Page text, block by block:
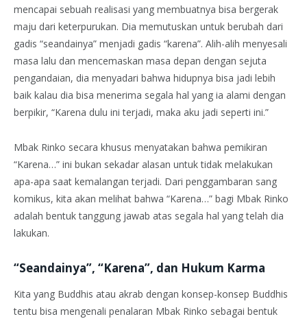
mencapai sebuah realisasi yang membuatnya bisa bergerak
maju dari keterpurukan. Dia memutuskan untuk berubah dari
gadis “seandainya” menjadi gadis “karena”. Alih-alih menyesali
masa lalu dan mencemaskan masa depan dengan sejuta
pengandaian, dia menyadari bahwa hidupnya bisa jadi lebih
baik kalau dia bisa menerima segala hal yang ia alami dengan
berpikir, “Karena dulu ini terjadi, maka aku jadi seperti ini.”
Mbak Rinko secara khusus menyatakan bahwa pemikiran
“Karena…” ini bukan sekadar alasan untuk tidak melakukan
apa-apa saat kemalangan terjadi. Dari penggambaran sang
komikus, kita akan melihat bahwa “Karena…” bagi Mbak Rinko
adalah bentuk tanggung jawab atas segala hal yang telah dia
lakukan.
“Seandainya”, “Karena”, dan Hukum Karma
Kita yang Buddhis atau akrab dengan konsep-konsep Buddhis
tentu bisa mengenali penalaran Mbak Rinko sebagai bentuk